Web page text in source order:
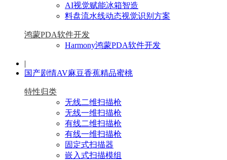
AI视觉赋能冰箱智造
料盘流水线动态视觉识别方案
鸿蒙PDA软件开发
Harmony鸿蒙PDA软件开发
|
国产剧情AV麻豆香蕉精品蜜桃
特性归类
无线二维扫描枪
无线一维扫描枪
有线二维扫描枪
有线一维扫描枪
固定式扫描器
嵌入式扫描模组